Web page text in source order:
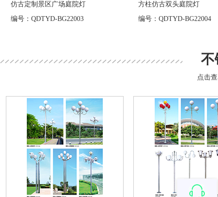
仿古定制景区广场庭院灯
编号：QDTYD-BG22003
方柱仿古双头庭院灯
编号：QDTYD-BG22004
不
点击